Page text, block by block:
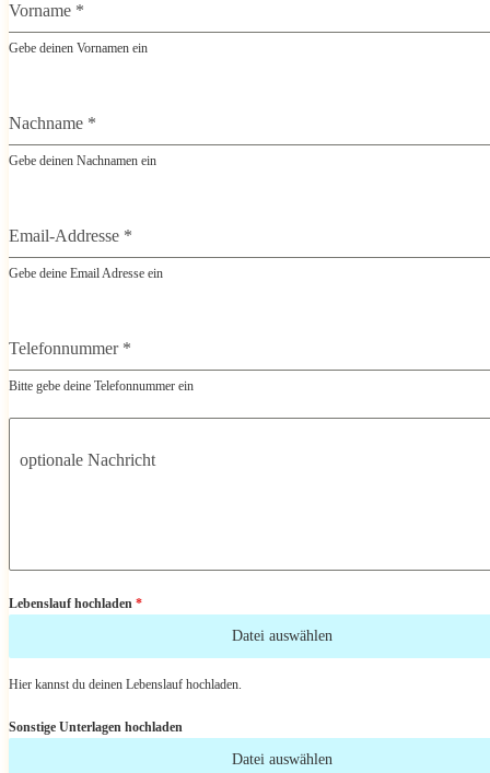
Vorname *
Gebe deinen Vornamen ein
Nachname *
Gebe deinen Nachnamen ein
Email-Addresse *
Gebe deine Email Adresse ein
Telefonnummer *
Bitte gebe deine Telefonnummer ein
optionale Nachricht
Lebenslauf hochladen *
Datei auswählen
Hier kannst du deinen Lebenslauf hochladen.
Sonstige Unterlagen hochladen
Datei auswählen